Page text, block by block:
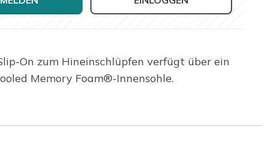
On zum Hineinschlüpfen verfügt über ein
Memory Foam®-Innensohle.